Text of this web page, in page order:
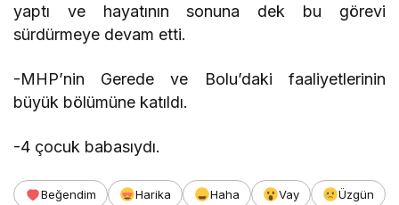
yaptı ve hayatının sonuna dek bu görevi
sürdürmeye devam etti.
-MHP’nin Gerede ve Bolu’daki faaliyetlerinin
büyük bölümüne katıldı.
-4 çocuk babasıydı.
Beğendim Harika Haha Vay
Üzgün